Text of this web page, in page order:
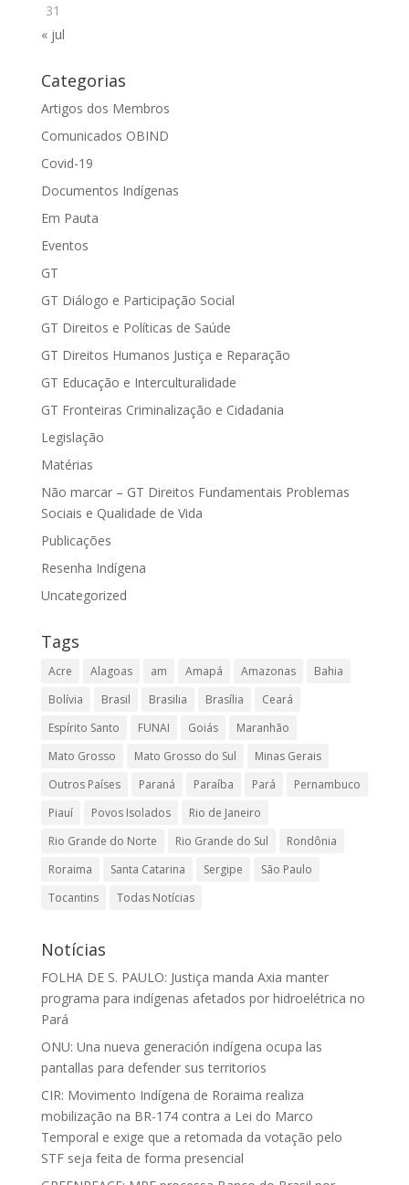
31
« jul
Categorias
Artigos dos Membros
Comunicados OBIND
Covid-19
Documentos Indígenas
Em Pauta
Eventos
GT
GT Diálogo e Participação Social
GT Direitos e Políticas de Saúde
GT Direitos Humanos Justiça e Reparação
GT Educação e Interculturalidade
GT Fronteiras Criminalização e Cidadania
Legislação
Matérias
Não marcar – GT Direitos Fundamentais Problemas
Sociais e Qualidade de Vida
Publicações
Resenha Indígena
Uncategorized
Tags
Acre Alagoas am Amapá Amazonas
Bahia
Bolívia
Brasil Brasilia Brasília
Ceará
Espírito Santo
FUNAI Goiás
Maranhão
Mato Grosso
Mato Grosso do Sul
Minas Gerais
Outros Países
Paraná Paraíba Pará
Pernambuco
Piauí
Povos Isolados
Rio de Janeiro
Rio Grande do Norte
Rio Grande do Sul
Rondônia
Roraima
Santa Catarina Sergipe
São Paulo
Tocantins
Todas Notícias
Notícias
FOLHA DE S. PAULO: Justiça manda Axia manter
programa para indígenas afetados por hidroelétrica no
Pará
ONU: Una nueva generación indígena ocupa las
pantallas para defender sus territorios
CIR: Movimento Indígena de Roraima realiza
mobilização na BR-174 contra a Lei do Marco
Temporal e exige que a retomada da votação pelo
STF seja feita de forma presencial